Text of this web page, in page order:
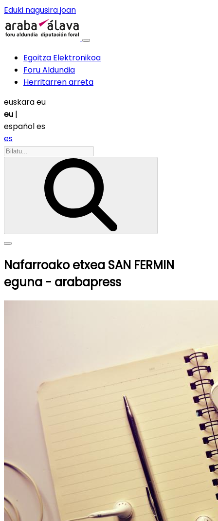
Eduki nagusira joan
Egoitza Elektronikoa
Foru Aldundia
Herritarren arreta
euskaraeu
eu |
españoles
es
Nafarroako etxea SAN FERMIN
eguna - arabapress